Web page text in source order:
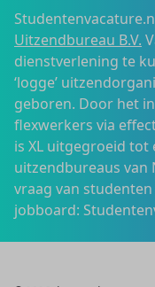
Uitzendbureau B.V.
dienstverlening te
‘logge’
geboren. Door het
flexwerkers via
is XL uitgegroeid
uitzendbureaus van
vraag van
jobboard: